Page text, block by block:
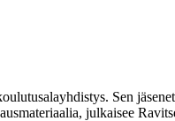
Sen
julkaisee